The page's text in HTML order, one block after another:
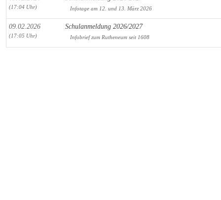
(17:04 Uhr) Infotage am 12. und 13. März 2026
09.02.2026
(17:05 Uhr)
Schulanmeldung 2026/2027
Infobrief zum Rutheneum seit 1608